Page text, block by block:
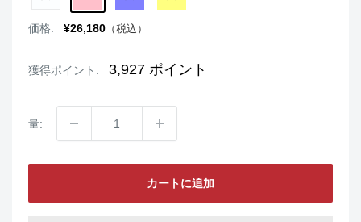
価格:
販
¥26,180 （税込）
獲得ポイント: 3,927 ポイント
量:
カートに追加